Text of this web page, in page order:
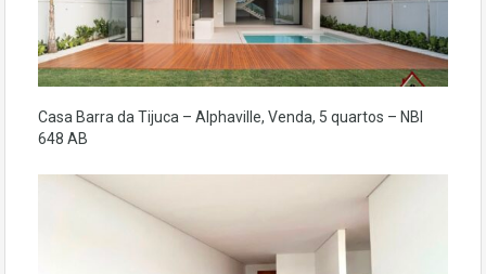
Casa Barra da Tijuca – Alphaville, Venda, 5 quartos – NBI
648 AB